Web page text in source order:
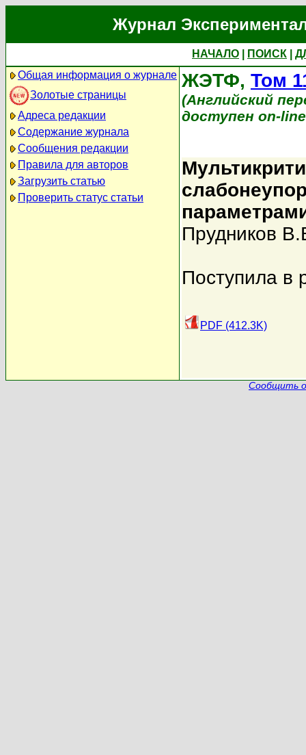
Журнал
НАЧАЛО ПОИСК
Общая информация о журнале
Золотые страницы
Адреса редакции
Содержание журнала
Сообщения редакции
Правила для авторов
Загрузить статью
Проверить статус статьи
ЖЭТФ, Том
(Английский
доступен on-
Прудников
Поступила в
PDF (412.3K)
Сообщить о